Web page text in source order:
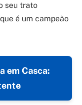
seu trato
é um campeão
em Casca: